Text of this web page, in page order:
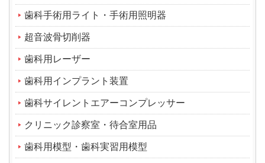
歯科手術用ライト・手術用照明器
超音波骨切削器
歯科用レーザー
歯科用インプラント装置
歯科サイレントエアーコンプレッサー
クリニック診察室・待合室用品
歯科用模型・歯科実習用模型